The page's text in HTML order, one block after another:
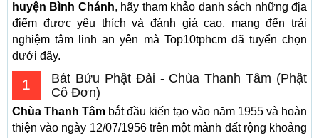
huyện Bình Chánh, hãy tham khảo danh sách những địa
điểm được yêu thích và đánh giá cao, mang đến trải
nghiệm tâm linh an yên mà Top10tphcm đã tuyển chọn
dưới đây.
1
Bát Bửu Phật Đài - Chùa Thanh Tâm (Phật
Cô Đơn)
Chùa Thanh Tâm bắt đầu kiến tạo vào năm 1955 và hoàn
thiện vào ngày 12/07/1956 trên một mảnh đất rộng khoảng